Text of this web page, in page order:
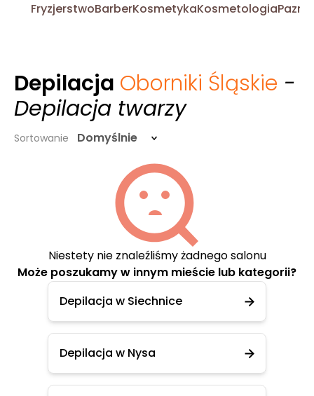
FryzjerstwoBarberKosmetykaKosmetologia
Depilacja Oborniki Śląskie -
Depilacja twarzy
Sortowanie Domyślnie
Niestety nie znaleźliśmy żadnego salonu
Może poszukamy w innym mieście lub kategorii?
Depilacja w Siechnice
Depilacja w Nysa